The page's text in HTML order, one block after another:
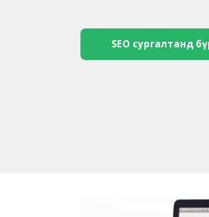
SEO сургалтанд